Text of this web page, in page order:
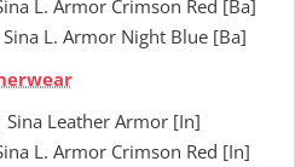
L. Armor Crimson Red [Ba]
L. Armor Night Blue [Ba]
Leather Armor [In]
L. Armor Crimson Red [In]